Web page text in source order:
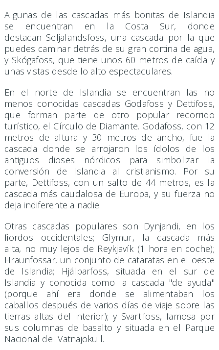
Algunas de las cascadas más bonitas de Islandia
se encuentran en la Costa Sur, donde
destacan Seljalandsfoss, una cascada por la que
puedes caminar detrás de su gran cortina de agua,
y Skógafoss, que tiene unos 60 metros de caída y
unas vistas desde lo alto espectaculares.
En el norte de Islandia se encuentran las no
menos conocidas cascadas Godafoss y Dettifoss,
que forman parte de otro popular recorrido
turístico, el Círculo de Diamante. Godafoss, con 12
metros de altura y 30 metros de ancho, fue la
cascada donde se arrojaron los ídolos de los
antiguos dioses nórdicos para simbolizar la
conversión de Islandia al cristianismo. Por su
parte, Dettifoss, con un salto de 44 metros, es la
cascada más caudalosa de Europa, y su fuerza no
deja indiferente a nadie.
Otras cascadas populares son Dynjandi, en los
fiordos occidentales; Glymur, la cascada más
alta, no muy lejos de Reykjavík (1 hora en coche);
Hraunfossar, un conjunto de cataratas en el oeste
de Islandia; Hjálparfoss, situada en el sur de
Islandia y conocida como la cascada "de ayuda"
(porque ahí era donde se alimentaban los
caballos después de varios días de viaje sobre las
tierras altas del interior); y Svartifoss, famosa por
sus columnas de basalto y situada en el Parque
Nacional del Vatnajökull.